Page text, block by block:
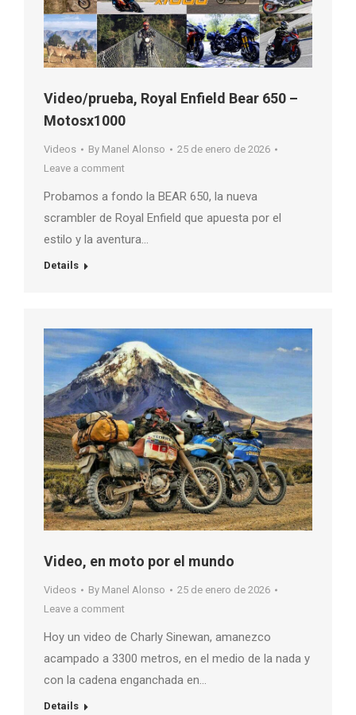
Video/prueba, Royal Enfield Bear 650 –
Motosx1000
Videos By Manel Alonso
25 de enero de 2026
Leave a comment
Probamos a fondo la BEAR 650, la nueva
scrambler de Royal Enfield que apuesta por el
estilo y la aventura…
Details
Video, en moto por el mundo
Videos By Manel Alonso
25 de enero de 2026
Leave a comment
Hoy un video de Charly Sinewan, amanezco
acampado a 3300 metros, en el medio de la nada y
con la cadena enganchada en…
Details